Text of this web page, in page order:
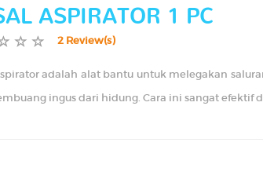
ASPIRATOR 1 PC
2 Review(s)
adalah alat bantu untuk melegakan
ingus dari hidung. Cara ini sangat efektif